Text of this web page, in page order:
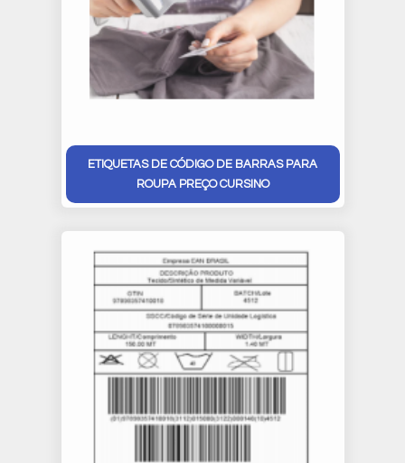
ETIQUETAS DE CÓDIGO DE BARRAS PARA
ROUPA PREÇO CURSINO